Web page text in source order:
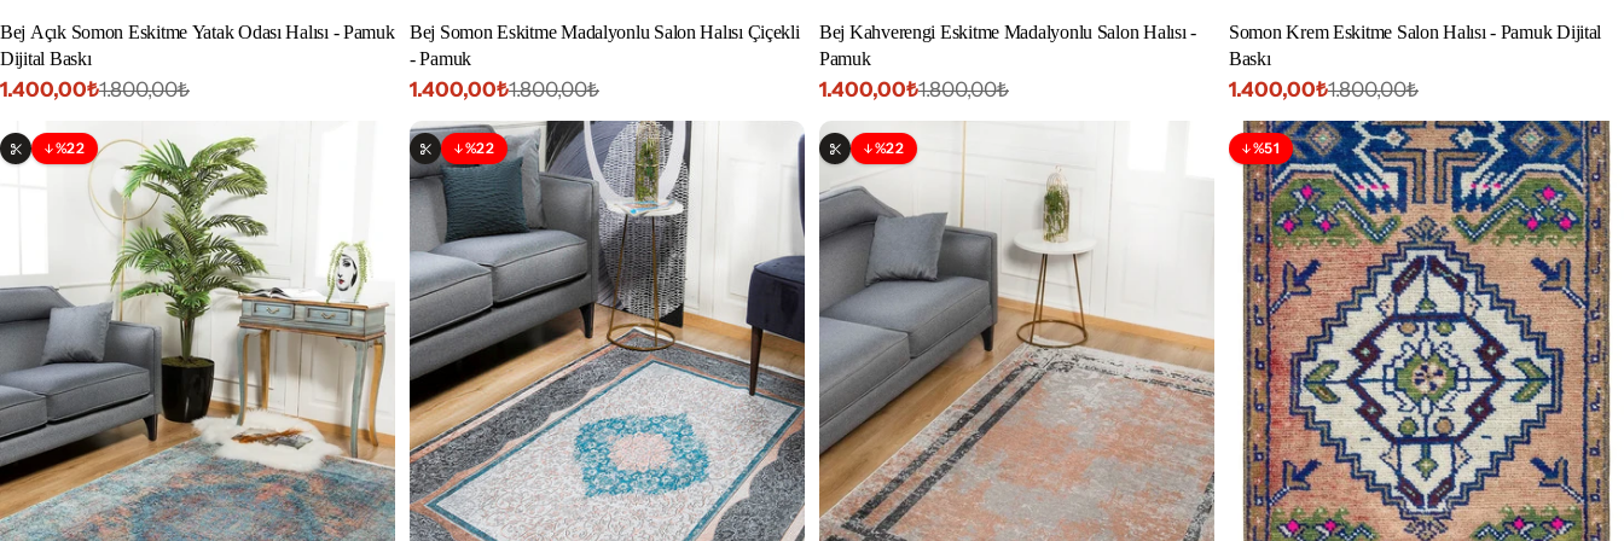
Bej Açık Somon Eskitme Yatak Odası Halısı - Pamuk
Dijital Baskı
İndirimli
1.400,00₺
Normal
1.800,00₺
Bej Somon Eskitme Madalyonlu Salon Halısı Çiçekli
- Pamuk
İndirimli
fiyat
1.400,00₺
Normal
fiyat
1.800,00₺
Bej Kahverengi Eskitme Madalyonlu Salon Halısı -
Pamuk
İndirimli
fiyat
1.400,00₺
Normal
fiyat
1.800,00₺
Somon Krem Eskitme Salon Halısı - Pamuk Dijital
Baskı
İndirimli
fiyat
1.400,00₺
Normal
fiyat
1.800,00₺
Özelleştirilebilir
%22
İndirim Özelleştirilebilir
%22
İndirim Özelleştirilebilir
%22
İndirim %51
İndirim